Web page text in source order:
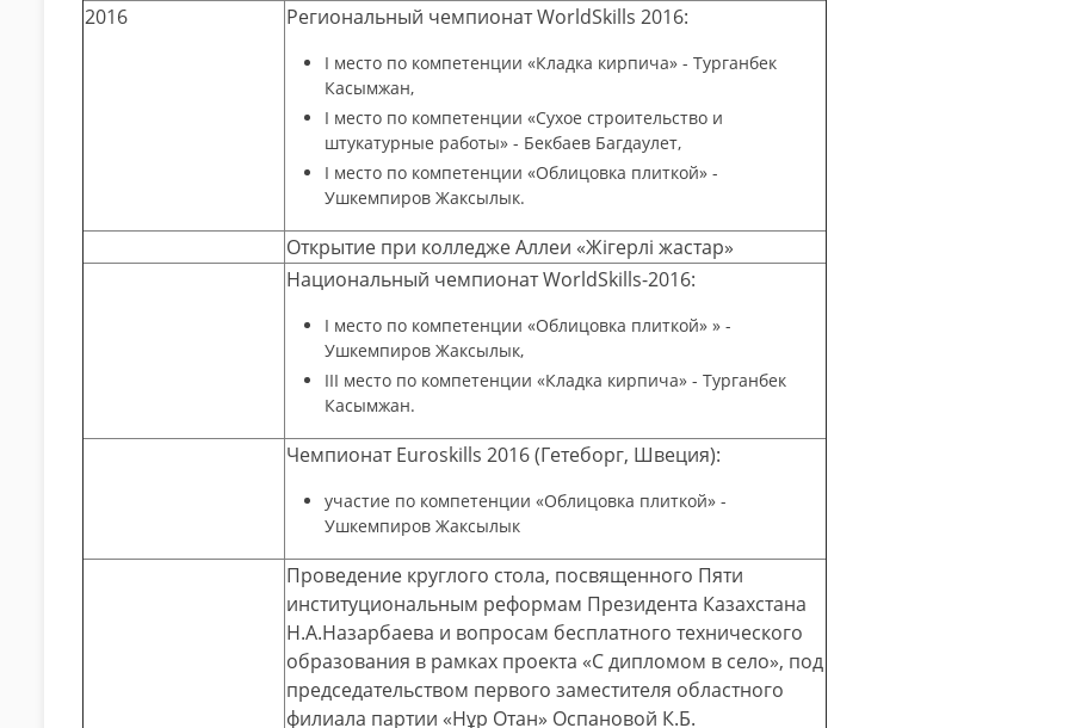
2016
Региональный чемпионат WorldSkills 2016:
І место по компетенции «Кладка кирпича» - Турганбек
Касымжан,
І место по компетенции «Сухое строительство и
штукатурные работы» - Бекбаев Багдаулет,
І место по компетенции «Облицовка плиткой» -
Ушкемпиров Жаксылык.
Открытие при колледже Аллеи «Жігерлі жастар»
Национальный чемпионат WorldSkills-2016:
І место по компетенции «Облицовка плиткой» » -
Ушкемпиров Жаксылык,
ІІІ место по компетенции «Кладка кирпича» - Турганбек
Касымжан.
Чемпионат Euroskills 2016 (Гетеборг, Швеция):
участие по компетенции «Облицовка плиткой» -
Ушкемпиров Жаксылык
Проведение круглого стола, посвященного Пяти
институциональным реформам Президента Казахстана
Н.А.Назарбаева и вопросам бесплатного технического
образования в рамках проекта «С дипломом в село», под
председательством первого заместителя областного
филиала партии «Нұр Отан» Оспановой К.Б.